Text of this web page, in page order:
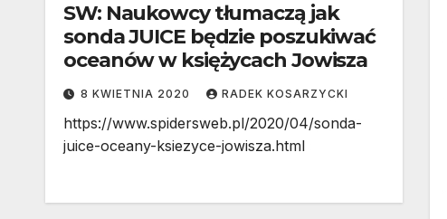
SW: Naukowcy tłumaczą jak
sonda JUICE będzie poszukiwać
oceanów w księżycach Jowisza
8 KWIETNIA 2020 RADEK KOSARZYCKI
https://www.spidersweb.pl/2020/04/sonda-
juice-oceany-ksiezyce-jowisza.html